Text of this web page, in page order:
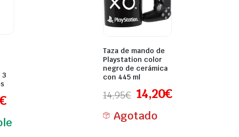
3
€
Taza de mando de
Playstation color
negro de cerámica
con 445 ml
14,95€ 14,20€
Agotado